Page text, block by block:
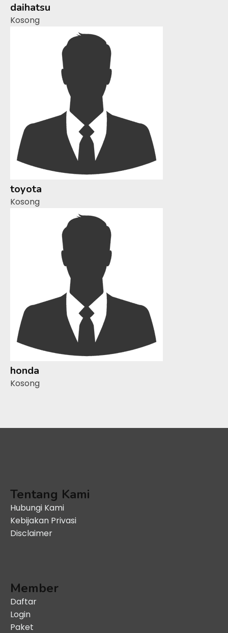
daihatsu
Kosong
toyota
Kosong
honda
Kosong
Tentang Kami
Hubungi Kami
Kebijakan Privasi
Disclaimer
Member
Daftar
Login
Paket